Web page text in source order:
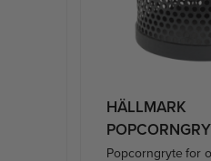
HÄLLMARK
Popcorngryte for